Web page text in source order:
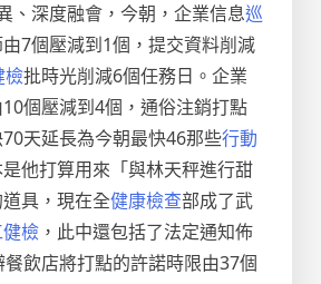
、深度融會，今朝，企業信息巡
7個壓減到1個，提交資料削減
檢批時光削減6個任務日。企業
個壓減到4個，通俗注銷打點
天延長為今朝最快46那些行動
他打算用來「與林天秤進行甜
具，現在全健康檢查部成了武
檢 ，此中還包括了法定通知佈
飲店將打點的許諾時限由37個